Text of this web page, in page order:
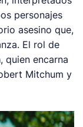
personajes
asesino que,
El rol de
, quien encarna
Mitchum y